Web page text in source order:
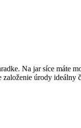
Na jar síce máte
úrody ideálny